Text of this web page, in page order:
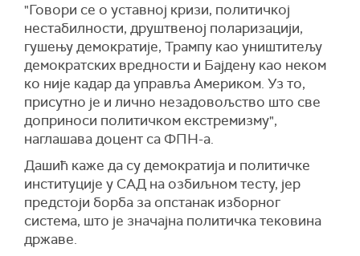
"Говори се о уставној кризи, политичкој
нестабилности, друштвеној поларизацији,
гушењу демократије, Трампу као уништитељу
демократских вредности и Бајдену као неком
ко није кадар да управља Америком. Уз то,
присутно је и лично незадовољство што све
доприноси политичком екстремизму",
наглашава доцент са ФПН-а.
Дашић каже да су демократија и политичке
институције у САД на озбиљном тесту, јер
предстоји борба за опстанак изборног
система, што је значајна политичка тековина
државе.